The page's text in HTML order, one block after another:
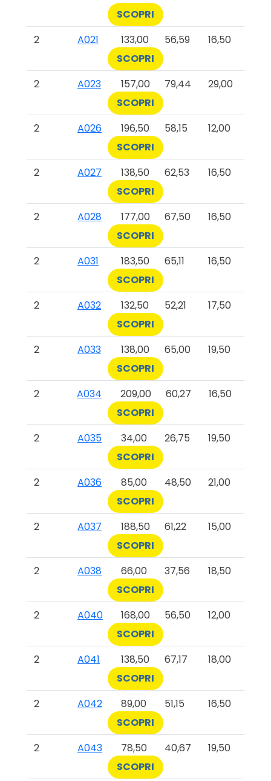
SCOPRI
2
A021 133,00 56,59
16,50
SCOPRI
2
A023 157,00 79,44
29,00
SCOPRI
2
A026 196,50 58,15
12,00
SCOPRI
2
A027 138,50 62,53
16,50
SCOPRI
2
A028 177,00 67,50
16,50
SCOPRI
2
A031 183,50 65,11
16,50
SCOPRI
2
A032 132,50 52,21
17,50
SCOPRI
2
A033 138,00 65,00
19,50
SCOPRI
2
A034 209,00 60,27
16,50
SCOPRI
2
A035 34,00 26,75
19,50
SCOPRI
2
A036 85,00 48,50
21,00
SCOPRI
2
A037 188,50 61,22
15,00
SCOPRI
2
A038 66,00 37,56
18,50
SCOPRI
2
A040 168,00 56,50
12,00
SCOPRI
2
A041 138,50 67,17
18,00
SCOPRI
2
A042 89,00 51,15
16,50
SCOPRI
2
A043 78,50 40,67
19,50
SCOPRI